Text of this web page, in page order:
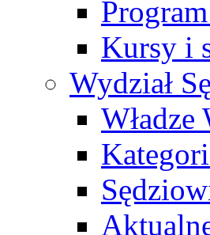
Kursy i
Wydział
Władze